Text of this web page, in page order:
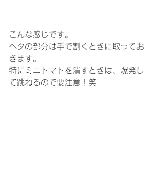
こんな感じです。
ヘタの部分は手で割くときに取ってお
きます。
特にミニトマトを潰すときは、爆発し
て跳ねるので要注意！笑